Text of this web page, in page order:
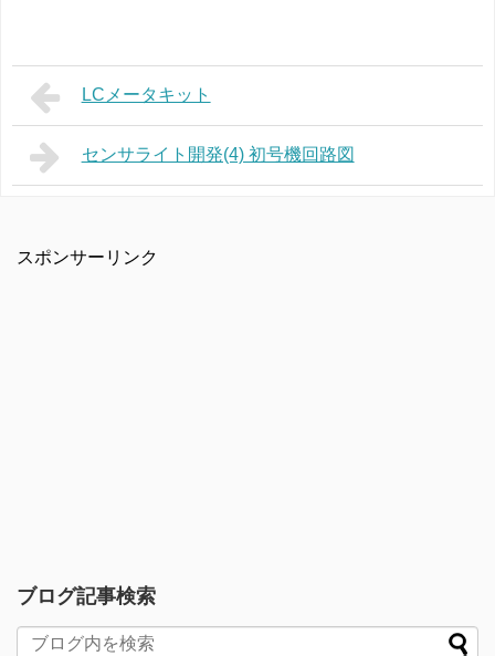
LCメータキット
センサライト開発(4) 初号機回路図
スポンサーリンク
ブログ記事検索